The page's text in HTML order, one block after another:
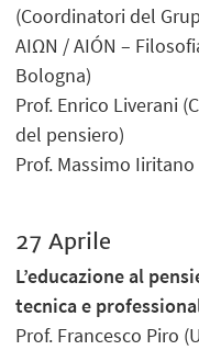
(Coordinatori del
ΑΙΩΝ / AIÓN –
Bologna)
Prof. Enrico Liverani
del pensiero)
Prof. Massimo Iiritano
27 Aprile
L’educazione al
tecnica e
Prof. Francesco Piro